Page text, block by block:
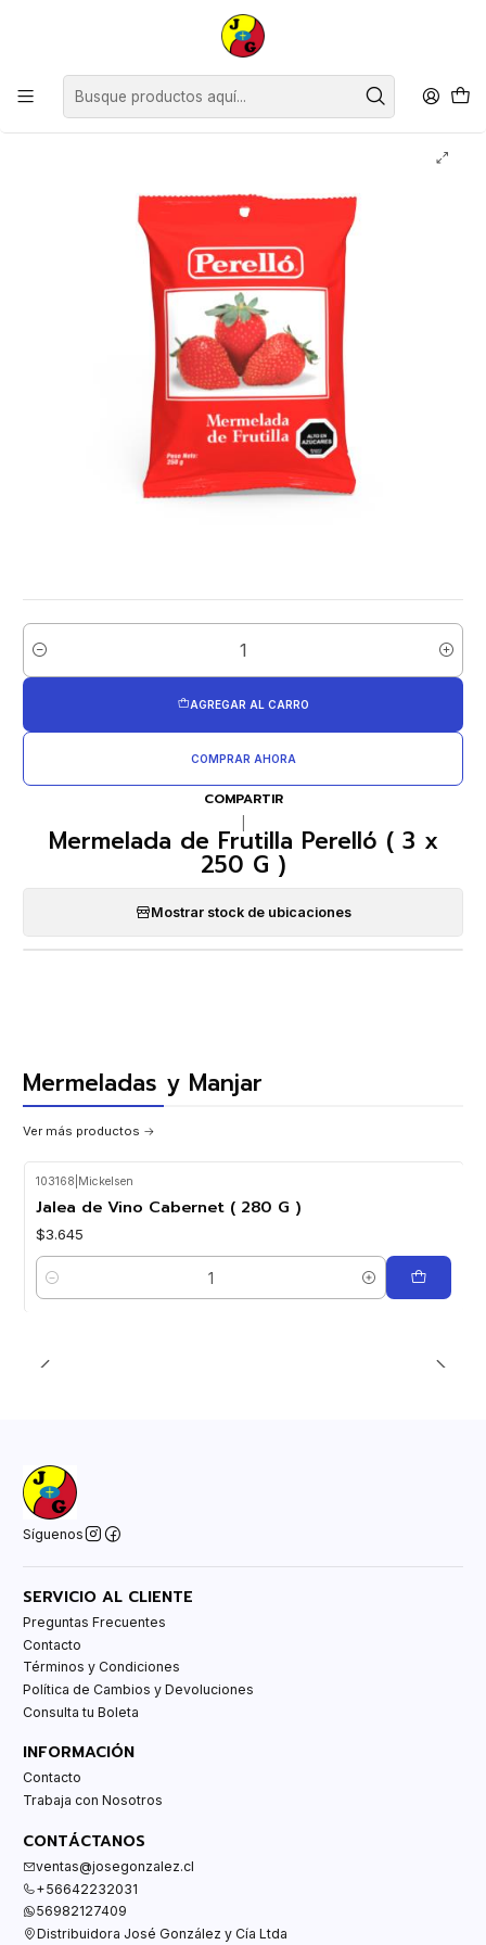
Disponible sólo Retiro en Tienda Osorno.
Supermercado Mermeladas y Manjar
Mermelada de Frutilla Perelló ( 3 x 250 G )
Cantidad
AGREGAR AL CARRO
COMPRAR AHORA
COMPARTIR
Mermelada de Frutilla Perelló ( 3 x
250 G )
Mostrar stock de ubicaciones
Mermeladas y Manjar
Ver más productos
103168 Mickelsen
Jalea de Vino Cabernet ( 280 G )
$3.645
Cantidad
Síguenos
SERVICIO AL CLIENTE
Preguntas Frecuentes
Contacto
Términos y Condiciones
Política de Cambios y Devoluciones
Consulta tu Boleta
INFORMACIÓN
Contacto
Trabaja con Nosotros
CONTÁCTANOS
ventas@josegonzalez.cl
+56642232031
56982127409
Distribuidora José González y Cía Ltda